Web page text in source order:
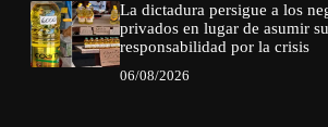
La dictadura persigue a los
privados en lugar de asumir su
responsabilidad por la crisis
06/08/2026